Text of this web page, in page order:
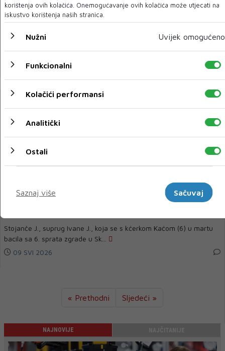
Djevojčica u Srbiji preminula od strujnog udara
Jedanaestogodišnja djevojčica preminula je u subotu u stanu u
09 SVI 2026
Poznato šta je Ivana rekla prije neko što je s kćerkom
Stojanče J., suprug Ivane J., koja se s kćerkom Kaćom (6) u martu
bacila sa 6. sprata zgrade u Sk...
09 SVI 2026
« Prethodni Sljedeći »
NAJNOVIJE
korištenja ovih kolačića. Onemogućavanje ovih kolačića može utjecati na
iskustvo korištenja naših stranica.
Nužni Uvijek omogućeno
Funkcionalni
Kolačići performansi
Analitički
Ostali
Saznaj više
Sačuvaj